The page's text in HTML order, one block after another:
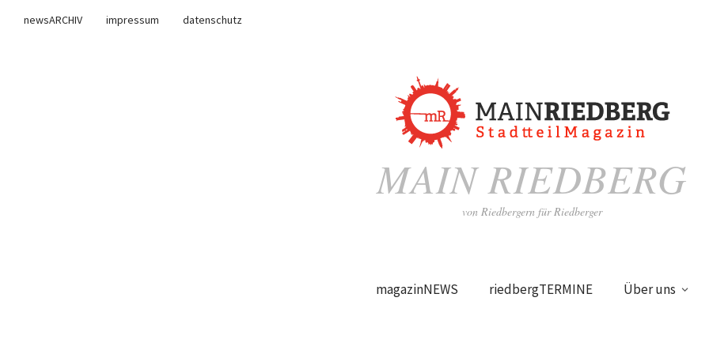
newsARCHIV impressum
datenschutz
MAIN RIEDBERG
von Riedbergern für Riedberger
magazinNEWS riedbergTERMINE Über uns